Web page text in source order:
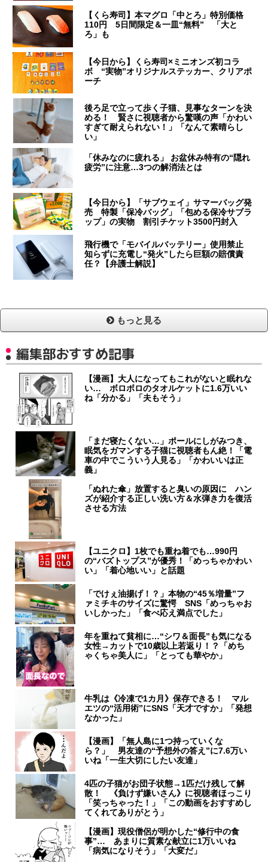
【くら寿司】本マグロ「中とろ」特別価格
110円 5日間限定＆一皿“無料” 「大と
ろ」も
【今日から】くら寿司×ミニオンズ初コラ
ボ “実物”オリジナルステッカー、クリアポ
ーチ
後ろ足で立って歩く子猫、見事なターンを決
める！ 賢さに視聴者から驚嘆の声「かわい
すぎて耐えられない！」「なんて素晴らし
い」
「休みなのに疲れる」 お盆休み特有の“隠れ
疲労”に注意…3つの解消法とは
【今日から】「サブウェイ」サマーバッグ発
売 特製「保冷バッグ」「包める保冷サブラ
ップ」の実物 割引チケット3500円封入
飛行機で「モバイルバッテリー」使用禁止
知らずに充電し“発火”したら巨額の賠償責
任？【弁護士解説】
もっと見る
編集部おすすめ記事
【漫画】大人になってもこれがないと眠れな
い… ボロボロのタオルケットに1.6万いい
ね「分かる」「夫もそう」
「まだ寝たくない…」ポールにしがみつき、
眠気をガマンする子猫に視聴者もん絶！「電
車の中でこういう人見る」「かわいいは正
義」
「ぬれた傘」放置すると臭いの原因に ハン
ズが紹介する正しい洗い方＆水弾き力を復活
させる方法
【ユニクロ】1枚でも重ね着でも…990円
の“バズトップス”が優秀！「めっちゃかわい
い」「着心地いい」と話題
「でけぇ油揚げ！？」本物の“45％増量”フ
ァミチキのサイズに驚愕 SNS「めっちゃお
いしかった」「食べ応え満点でした」
年を重ねて貧相に…“シワ＆面長”も気になる
女性→カットで10歳以上若返り！？「めち
ゃくちゃ美人に」「とっても華やか」
牛乳は《冷凍で1カ月》保存できる！ マル
エツの“活用術”にSNS「天才ですか」「発想
なかった」
【漫画】「無人島に1つ持っていくな
ら？」 男友達の“予想外の答え”に7.6万い
いね「一生大切にしたい友達」
4匹の子猫がお団子状態→1匹だけ残して解
散！ 《負けず嫌いさん》に視聴者ほっこり
「笑っちゃった！」「この動画をおすすめし
てくれてありがとう」
【漫画】現役僧侶が明かした“修行中の食
事”… あまりに質素な献立に1万いいね
「病気になりそう」「大変だ」